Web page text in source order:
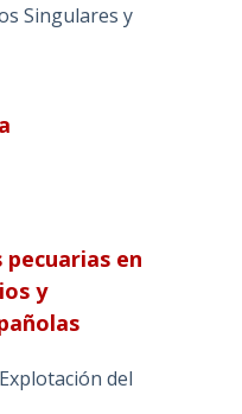
Singulares y
pecuarias en
y
del